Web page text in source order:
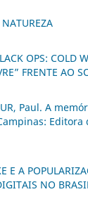
OPS: COLD
FRENTE AO
Paul. A
Editora
E A
NO